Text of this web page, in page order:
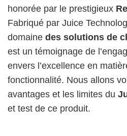
honorée par le prestigieux
Fabriqué par Juice
domaine des solutions de
est un témoignage de
envers l’excellence en
fonctionnalité. Nous allons
avantages et les limites du
et test de ce produit.